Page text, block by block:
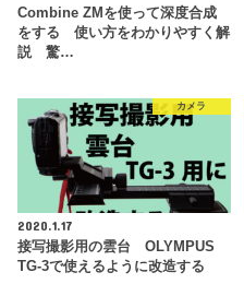
Combine ZMを使って深度合成
をする 使い方をわかりやすく解
説 驚…
カメラ
2020.1.17
接写撮影用の雲台 OLYMPUS
TG-3で使えるように改造する